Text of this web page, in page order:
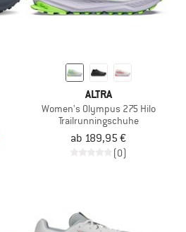
ALTRA
Women's Olympus 275 Hilo
Trailrunningschuhe
ab 189,95 €
(0)